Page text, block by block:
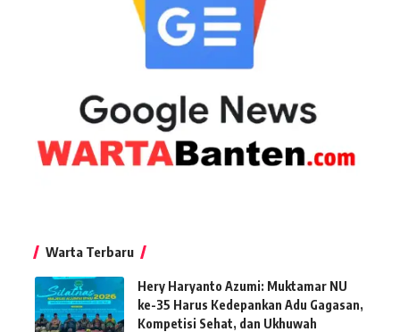
Warta Terbaru
Hery Haryanto Azumi: Muktamar NU
ke-35 Harus Kedepankan Adu Gagasan,
Kompetisi Sehat, dan Ukhuwah